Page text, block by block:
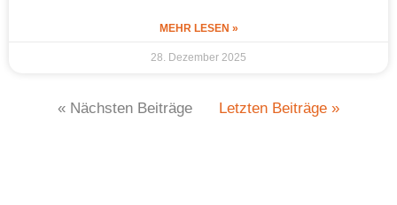
MEHR LESEN »
28. Dezember 2025
« Nächsten Beiträge Letzten Beiträge »